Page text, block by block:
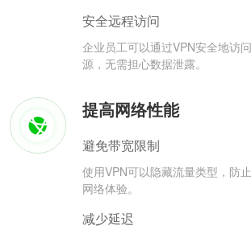
安全远程访问
企业员工可以通过VPN安全地访
源，无需担心数据泄露。
提高网络性能
避免带宽限制
使用VPN可以隐藏流量类型，防
网络体验。
减少延迟